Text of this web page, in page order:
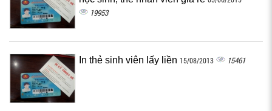
19953
In thẻ sinh viên lấy liền 15/08/2013 15461